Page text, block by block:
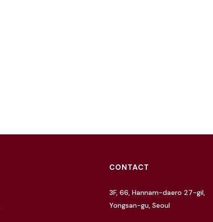
CONTACT
3F, 66, Hannam-daero 27-gil,
Yongsan-gu, Seoul